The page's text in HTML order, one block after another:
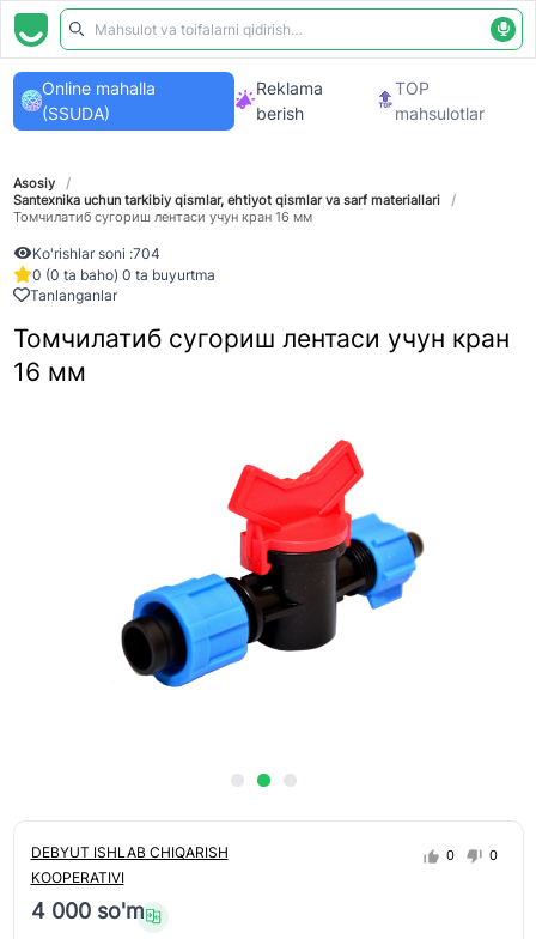
Online mahalla
(SSUDA)
Reklama
berish
TOP
mahsulotlar
Asosiy
/
Santexnika uchun tarkibiy qismlar, ehtiyot qismlar va sarf materiallari
/
Томчилатиб сугориш лентаси учун кран 16 мм
Ko'rishlar soni :704
0 (0 ta baho) 0 ta buyurtma
Tanlanganlar
Томчилатиб сугориш лентаси учун кран
16 мм
DEBYUT ISHLAB CHIQARISH
KOOPERATIVI
0 0
4 000 so'm